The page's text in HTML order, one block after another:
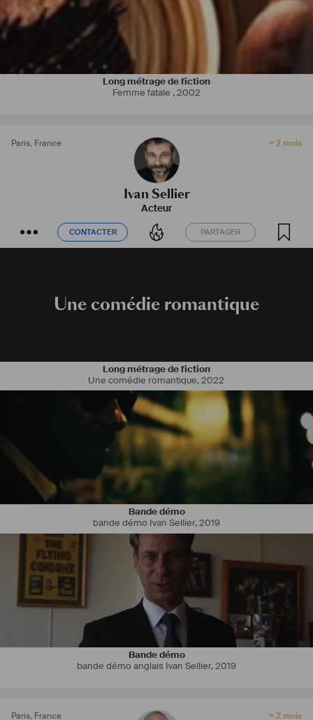
Long métrage de fiction
Femme fatale ,2002
Paris, France > 2 mois
Ivan Sellier
Acteur
CONTACTER PARTAGER
CONTACTER PARTAGER
Une comédie romantique
Long métrage de fiction
Une comédie romantique,2022
Bande démo
bande démo Ivan Sellier,2019
Bande démo
bande démo anglais Ivan Sellier,2019
Paris, France > 2 mois